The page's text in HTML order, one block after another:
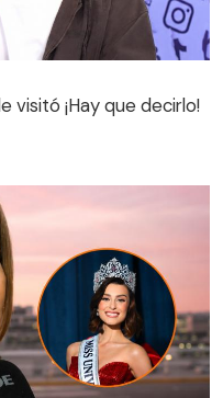
visitó ¡Hay que decirlo!